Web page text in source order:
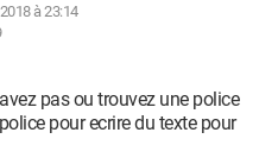
à 23:14
pas ou trouvez une police
pour ecrire du texte pour